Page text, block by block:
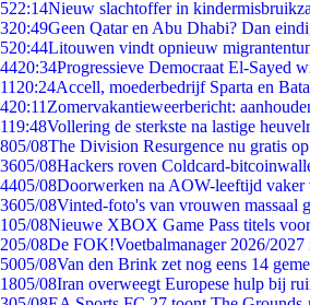
522:14Nieuw slachtoffer in
320:49Geen Qatar en Abu Dhabi? Dan
520:44Litouwen vindt opnieuw
4420:34Progressieve Democraat El-Sayed
11 20:24Accell, moederbedrijf Sparta en
420:11 Zomervakantieweerbericht:
119:48Vollering de sterkste na lastige
805/08The Division Resurgence nu gratis
3605/08Hackers roven Coldcard-
4405/08Doorwerken na AOW-leeftijd vaker
3605/08Vinted-foto's van vrouwen massaal
105/08Nieuwe XBOX Game Pass titels
205/08De FOK!Voetbalmanager 2026/2027
5005/08Van den Brink zet nog eens 14
1805/08Iran overweegt Europese hulp bij